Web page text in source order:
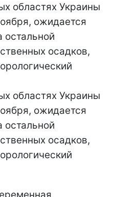
областях Украины
ожидается
осадков,
областях Украины
ожидается
осадков,